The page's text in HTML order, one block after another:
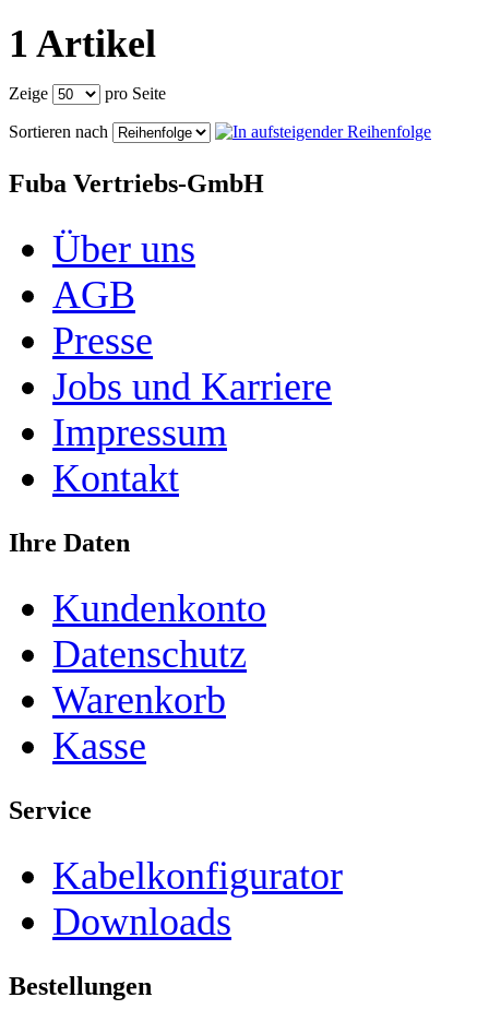
1 Artikel
Zeige pro Seite
Sortieren nach
Fuba Vertriebs-GmbH
Über uns
AGB
Presse
Jobs und Karriere
Impressum
Kontakt
Ihre Daten
Kundenkonto
Datenschutz
Warenkorb
Kasse
Service
Kabelkonfigurator
Downloads
Bestellungen